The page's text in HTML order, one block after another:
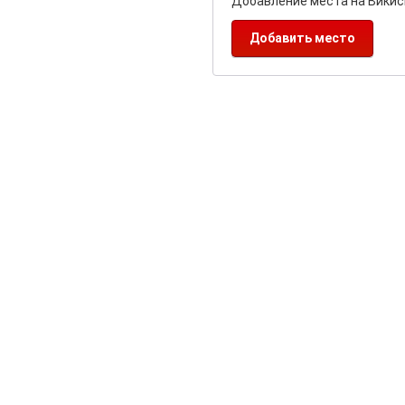
Добавить место